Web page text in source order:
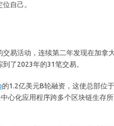
自己。
易活动，连续第二年发现在加拿
了2023年的31笔交易。
的1.2亿美元B轮融资，这使总部位
心化应用程序跨多个区块链生存